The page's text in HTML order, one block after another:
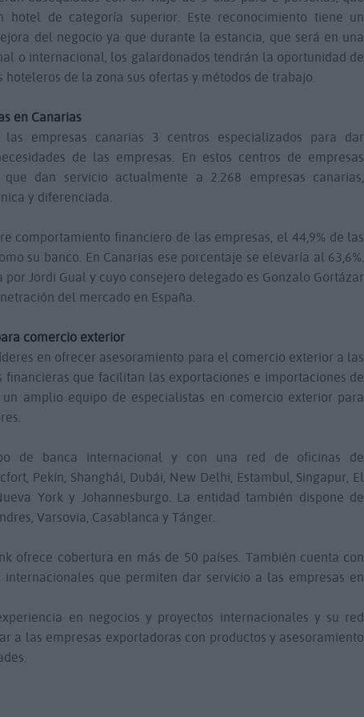
de categoría superior. Este reconocimiento tiene un
del negocio ya que durante la estancia, que será en una
o internacional, los galardonados tendrán la oportunidad de
de la zona sus ofertas y métodos de trabajo.
en Canarias
empresas canarias 3 centros especializados para dar
de las empresas. En estos centros de empresas
dan servicio actualmente a 2.268 empresas canarias,
y diferenciada.
comportamiento financiero de las empresas, el 44,9% de las
su banco. En Canarias ese porcentaje se elevaría al 63,6%.
Jordi Gual y cuyo consejero delegado es Gonzalo Gortázar
del mercado en España.
comercio exterior
en ofrecer asesoramiento para el comercio exterior a las
financieras que facilitan las exportaciones e importaciones de
amplio equipo de especialistas en comercio exterior para
de banca internacional y con una red de oficinas de
Pekín, Shanghái, Dubái, New Delhi, Estambul, Singapur, El
York y Johannesburgo. La entidad también dispone de
Varsovia, Casablanca y Tánger.
ofrece cobertura en más de 50 países. También cuenta con
internacionales que permiten dar servicio a las empresas en
en negocios y proyectos internacionales y su red
a las empresas exportadoras con productos y asesoramiento